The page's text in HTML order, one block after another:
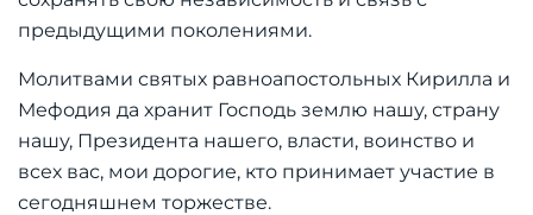
предыдущими поколениями.
Молитвами святых равноапостольных Кирилла и
Мефодия да хранит Господь землю нашу, страну
нашу, Президента нашего, власти, воинство и
всех вас, мои дорогие, кто принимает участие в
сегодняшнем торжестве.